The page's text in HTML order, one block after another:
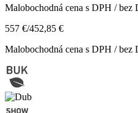
Malobochodná cena s DPH / bez
557 €/452,85 €
Malobochodná cena s DPH / bez